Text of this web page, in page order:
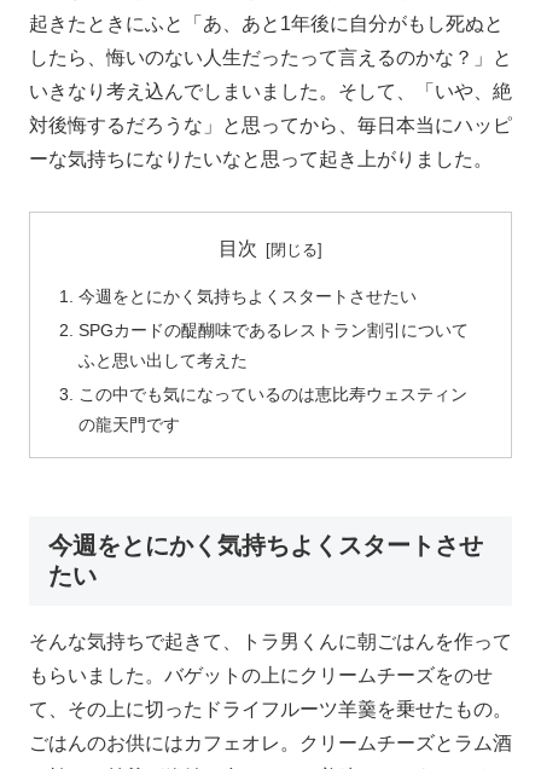
起きたときにふと「あ、あと1年後に自分がもし死ぬと
したら、悔いのない人生だったって言えるのかな？」と
いきなり考え込んでしまいました。そして、「いや、絶
対後悔するだろうな」と思ってから、毎日本当にハッピ
ーな気持ちになりたいなと思って起き上がりました。
目次
今週をとにかく気持ちよくスタートさせたい
SPGカードの醍醐味であるレストラン割引について
ふと思い出して考えた
この中でも気になっているのは恵比寿ウェスティン
の龍天門です
今週をとにかく気持ちよくスタートさせ
たい
そんな気持ちで起きて、トラ男くんに朝ごはんを作って
もらいました。バゲットの上にクリームチーズをのせ
て、その上に切ったドライフルーツ羊羹を乗せたもの。
ごはんのお供にはカフェオレ。クリームチーズとラム酒